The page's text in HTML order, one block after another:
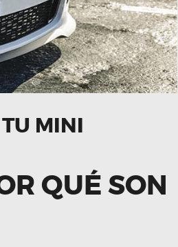
MINI
QUÉ SON